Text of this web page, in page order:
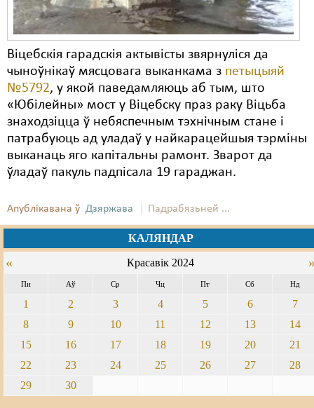
Віцебскія гарадскія актывісты звярнуліся да
чыноўнікаў мясцовага выканкама з петыцыяй
№5792, у якой паведамляюць аб тым, што
«Юбілейны» мост у Віцебску праз раку Віцьба
знаходзіцца ў небяспечным тэхнічным стане і
патрабуюць ад уладаў у найкарацейшыя тэрміны
выканаць яго капітальны рамонт. Зварот да
ўладаў пакуль падпісала 19 гараджан.
Апублікавана ў Дзяржава Падрабязьней ...
КАЛЯНДАР
« Красавік 2024
Пн Аў Ср Чц Пт Сб Нд
1 2 3 4 5 6
7
8
9 10 11 12 13
14
15
16 17 18 19 20
21
22
23 24 25 26 27
28
29
30
Сацыяльныя правы